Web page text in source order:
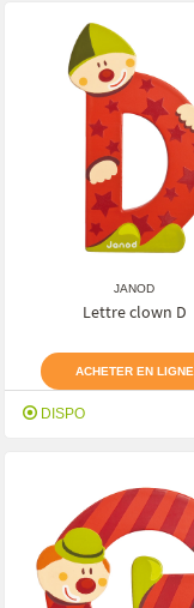
JANOD
Lettre clown D
ACHETER EN LIGNE
DISPO